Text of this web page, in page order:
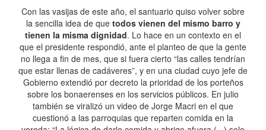
Con las vasijas de este año, el santuario quiso volver sobre
la sencilla idea de que todos vienen del mismo barro y
tienen la misma dignidad. Lo hace en un contexto en el
que el presidente respondió, ante el planteo de que la gente
no llega a fin de mes, que si fuera cierto “las calles tendrían
que estar llenas de cadáveres”, y en una ciudad cuyo jefe de
Gobierno extendió por decreto la prioridad de los porteños
sobre los bonaerenses en los servicios públicos. En julio
también se viralizó un video de Jorge Macri en el que
cuestionó a las parroquias que reparten comida en la